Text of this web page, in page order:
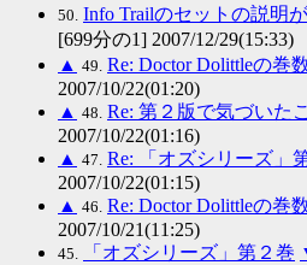
50. Info Trailのセットの説明
[699分の1] 2007/12/29(15:33)
▲ 49. Re: Doctor Dolittleの巻
2007/10/22(01:20)
▲ 48. Re: 第２版で気づいた
2007/10/22(01:16)
▲ 47. Re: 「オズシリーズ」
2007/10/22(01:15)
▲ 46. Re: Doctor Dolittleの巻
2007/10/21(11:25)
45. 「オズシリーズ」第２巻